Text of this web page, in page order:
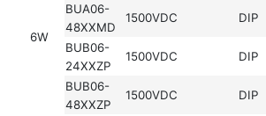
6W
BUA06-
48XXMD
1500VDC DIP
BUB06-
24XXZP
1500VDC DIP
BUB06-
48XXZP
1500VDC DIP